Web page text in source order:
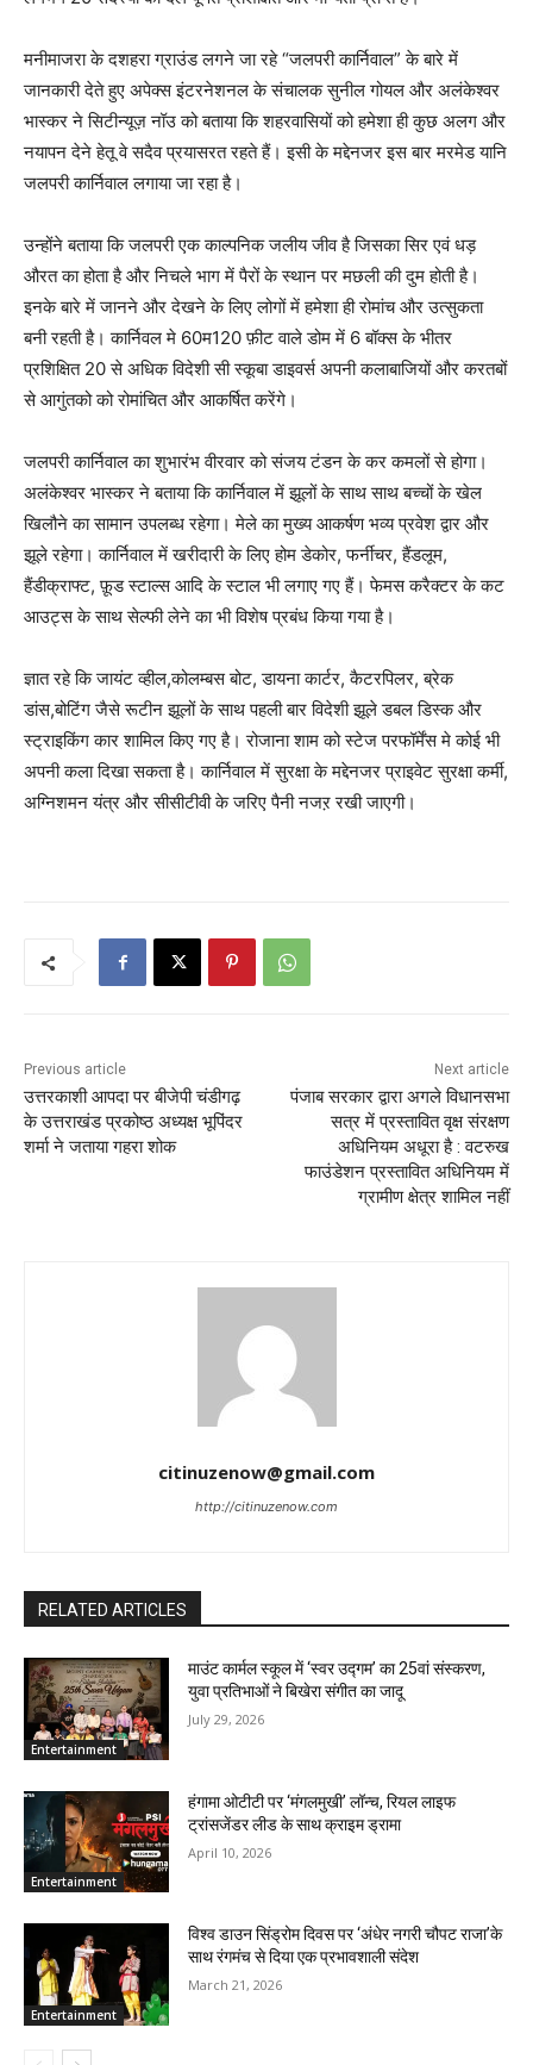
मनीमाजरा के दशहरा ग्राउंड लगने जा रहे “जलपरी कार्निवाल” के बारे में
जानकारी देते हुए अपेक्स इंटरनेशनल के संचालक सुनील गोयल और अलंकेश्वर
भास्कर ने सिटीन्यूज़ नॉउ को बताया कि शहरवासियों को हमेशा ही कुछ अलग और
नयापन देने हेतू वे सदैव प्रयासरत रहते हैं। इसी के मद्देनजर इस बार मरमेड यानि
जलपरी कार्निवाल लगाया जा रहा है।
उन्होंने बताया कि जलपरी एक काल्पनिक जलीय जीव है जिसका सिर एवं धड़
औरत का होता है और निचले भाग में पैरों के स्थान पर मछली की दुम होती है।
इनके बारे में जानने और देखने के लिए लोगों में हमेशा ही रोमांच और उत्सुकता
बनी रहती है। कार्निवल मे 60म120 फ़ीट वाले डोम में 6 बॉक्स के भीतर
प्रशिक्षित 20 से अधिक विदेशी सी स्कूबा डाइवर्स अपनी कलाबाजियों और करतबों
से आगुंतको को रोमांचित और आकर्षित करेंगे।
जलपरी कार्निवाल का शुभारंभ वीरवार को संजय टंडन के कर कमलों से होगा।
अलंकेश्वर भास्कर ने बताया कि कार्निवाल में झूलों के साथ साथ बच्चों के खेल
खिलौने का सामान उपलब्ध रहेगा। मेले का मुख्य आकर्षण भव्य प्रवेश द्वार और
झूले रहेगा। कार्निवाल में खरीदारी के लिए होम डेकोर, फर्नीचर, हैंडलूम,
हैंडीक्राफ्ट, फ़ूड स्टाल्स आदि के स्टाल भी लगाए गए हैं। फेमस करैक्टर के कट
आउट्स के साथ सेल्फी लेने का भी विशेष प्रबंध किया गया है।
ज्ञात रहे कि जायंट व्हील,कोलम्बस बोट, डायना कार्टर, कैटरपिलर, ब्रेक
डांस,बोटिंग जैसे रूटीन झूलों के साथ पहली बार विदेशी झूले डबल डिस्क और
स्ट्राइकिंग कार शामिल किए गए है। रोजाना शाम को स्टेज परफॉर्मेंस मे कोई भी
अपनी कला दिखा सकता है। कार्निवाल में सुरक्षा के मद्देनजर प्राइवेट सुरक्षा कर्मी,
अग्निशमन यंत्र और सीसीटीवी के जरिए पैनी नजऱ रखी जाएगी।
Previous article
उत्तरकाशी आपदा पर बीजेपी चंडीगढ़
के उत्तराखंड प्रकोष्ठ अध्यक्ष भूपिंदर
शर्मा ने जताया गहरा शोक
Next article
पंजाब सरकार द्वारा अगले विधानसभा
सत्र में प्रस्तावित वृक्ष संरक्षण
अधिनियम अधूरा है : वटरुख
फाउंडेशन प्रस्तावित अधिनियम में
ग्रामीण क्षेत्र शामिल नहीं
citinuzenow@gmail.com
http://citinuzenow.com
RELATED ARTICLES
Entertainment
माउंट कार्मल स्कूल में ‘स्वर उद्गम’ का 25वां संस्करण,
युवा प्रतिभाओं ने बिखेरा संगीत का जादू
July 29, 2026
Entertainment
हंगामा ओटीटी पर ‘मंगलमुखी’ लॉन्च, रियल लाइफ
ट्रांसजेंडर लीड के साथ क्राइम ड्रामा
April 10, 2026
Entertainment
विश्व डाउन सिंड्रोम दिवस पर ‘अंधेर नगरी चौपट राजा’के
साथ रंगमंच से दिया एक प्रभावशाली संदेश
March 21, 2026